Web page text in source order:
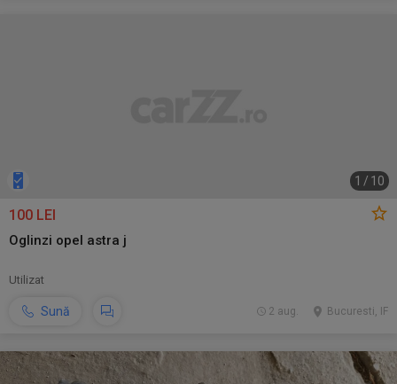
1 / 10
100 LEI
Oglinzi opel astra j
Utilizat
Sună Bucuresti, IF
2 aug.